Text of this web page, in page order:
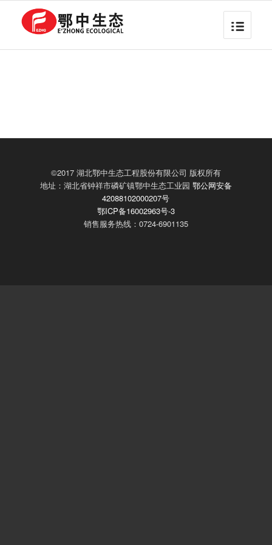
©2017 湖北鄂中生态工程股份有限公司 版权所有
地址：湖北省钟祥市磷矿镇鄂中生态工业园 鄂公网安备
42088102000207号
鄂ICP备16002963号-3
销售服务热线：0724-6901135